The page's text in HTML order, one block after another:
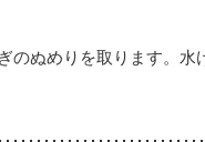
のぬめりを取ります。